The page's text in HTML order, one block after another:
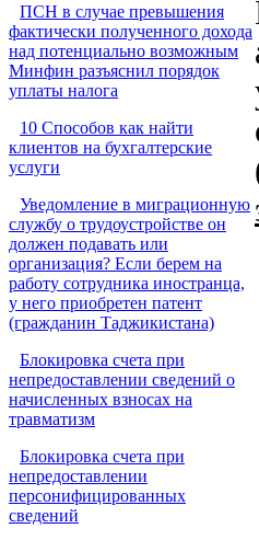
ПСН в случае превышения
фактически полученного дохода
над потенциально возможным
Минфин разъяснил порядок
уплаты налога
10 Способов как найти
клиентов на бухгалтерские
услуги
Уведомление в миграционную
службу о трудоустройстве он
должен подавать или
организация? Если берем на
работу сотрудника иностранца,
у него приобретен патент
(гражданин Таджикистана)
Блокировка счета при
непредоставлении сведений о
начисленных взносах на
травматизм
Блокировка счета при
непредоставлении
персонифицированных
сведений